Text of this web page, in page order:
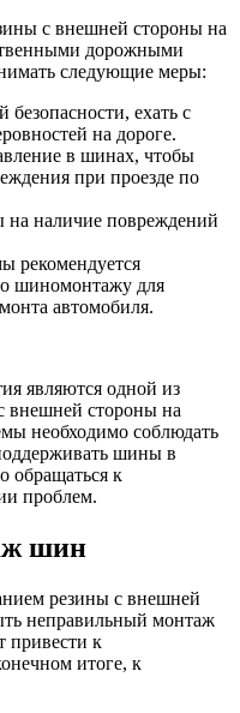
с внешней стороны на
дорожными
следующие меры:
ехать с
на дороге.
в шинах, чтобы
при проезде по
на наличие повреждений
рекомендуется
шиномонтажу для
автомобиля.
являются одной из
внешней стороны на
необходимо соблюдать
шины в
обращаться к
проблем.
шин
резины с внешней
неправильный монтаж
к
итоге, к